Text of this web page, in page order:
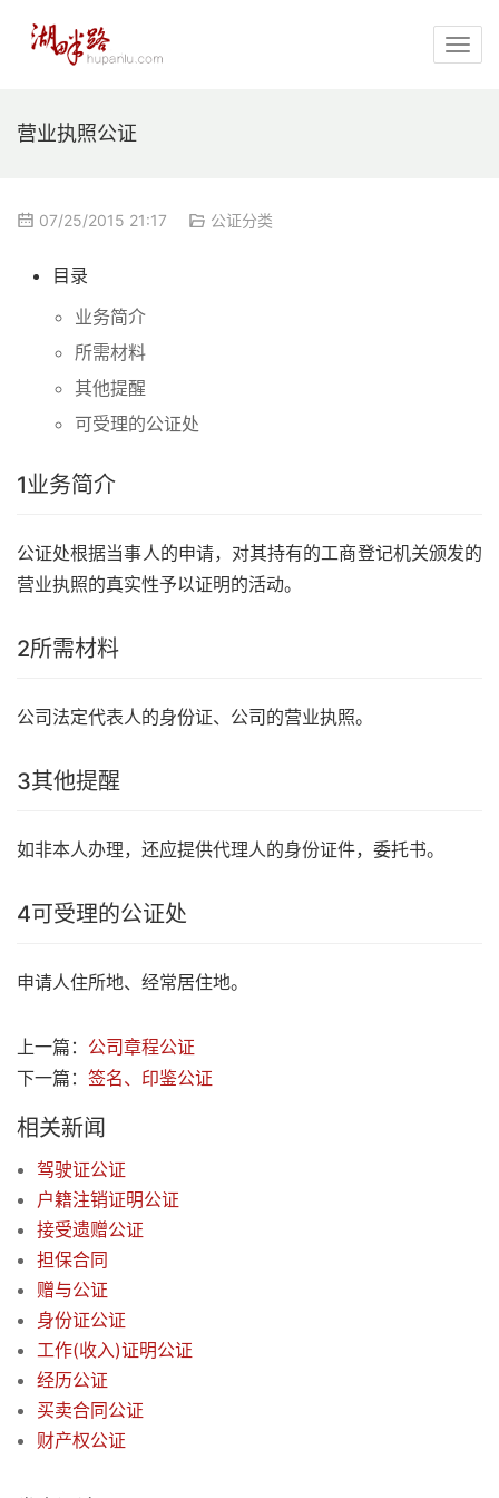
营业执照公证
07/25/2015 21:17 公证分类
目录
业务简介
所需材料
其他提醒
可受理的公证处
1业务简介
公证处根据当事人的申请，对其持有的工商登记机关颁发的
营业执照的真实性予以证明的活动。
2所需材料
公司法定代表人的身份证、公司的营业执照。
3其他提醒
如非本人办理，还应提供代理人的身份证件，委托书。
4可受理的公证处
申请人住所地、经常居住地。
上一篇： 公司章程公证
下一篇： 签名、印鉴公证
相关新闻
驾驶证公证
户籍注销证明公证
接受遗赠公证
担保合同
赠与公证
身份证公证
工作(收入)证明公证
经历公证
买卖合同公证
财产权公证